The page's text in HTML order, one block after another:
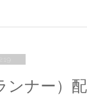
ンナー）